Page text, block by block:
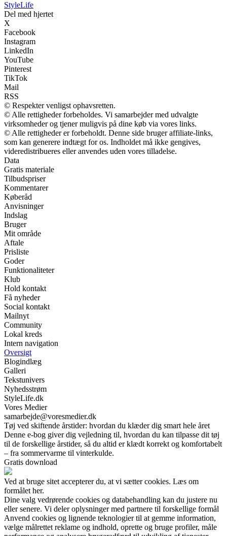
StyleLife
Del med hjertet
X
Facebook
Instagram
LinkedIn
YouTube
Pinterest
TikTok
Mail
RSS
© Respekter venligst ophavsretten.
© Alle rettigheder forbeholdes. Vi samarbejder med udvalgte
virksomheder og tjener muligvis på dine køb via vores links.
© Alle rettigheder er forbeholdt. Denne side bruger affiliate-links,
som kan generere indtægt for os. Indholdet må ikke gengives,
videredistribueres eller anvendes uden vores tilladelse.
Data
Gratis materiale
Tilbudspriser
Kommentarer
Køberåd
Anvisninger
Indslag
Bruger
Mit område
Aftale
Prisliste
Goder
Funktionaliteter
Klub
Hold kontakt
Få nyheder
Social kontakt
Mailnyt
Community
Lokal kreds
Intern navigation
Oversigt
Blogindlæg
Galleri
Tekstunivers
Nyhedsstrøm
StyleLife.dk
Vores Medier
samarbejde@voresmedier.dk
Tøj ved skiftende årstider: hvordan du klæder dig smart hele året
Denne e-bog giver dig vejledning til, hvordan du kan tilpasse dit tøj
til de forskellige årstider, så du altid er klædt korrekt og komfortabelt
– fra sommervarme til vinterkulde.
Gratis download
Ved at bruge sitet accepterer du, at vi sætter cookies. Læs om
formålet her.
Dine valg vedrørende cookies og databehandling kan du justere nu
eller senere. Vi deler oplysninger med partnere til forskellige formål
Anvend cookies og lignende teknologier til at gemme information,
vælge målrettet reklame og indhold, oprette og bruge profiler, måle